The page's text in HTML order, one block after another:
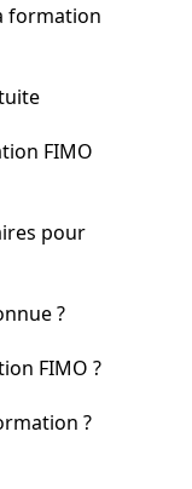
formation
FIMO
pour
?
FIMO ?
?